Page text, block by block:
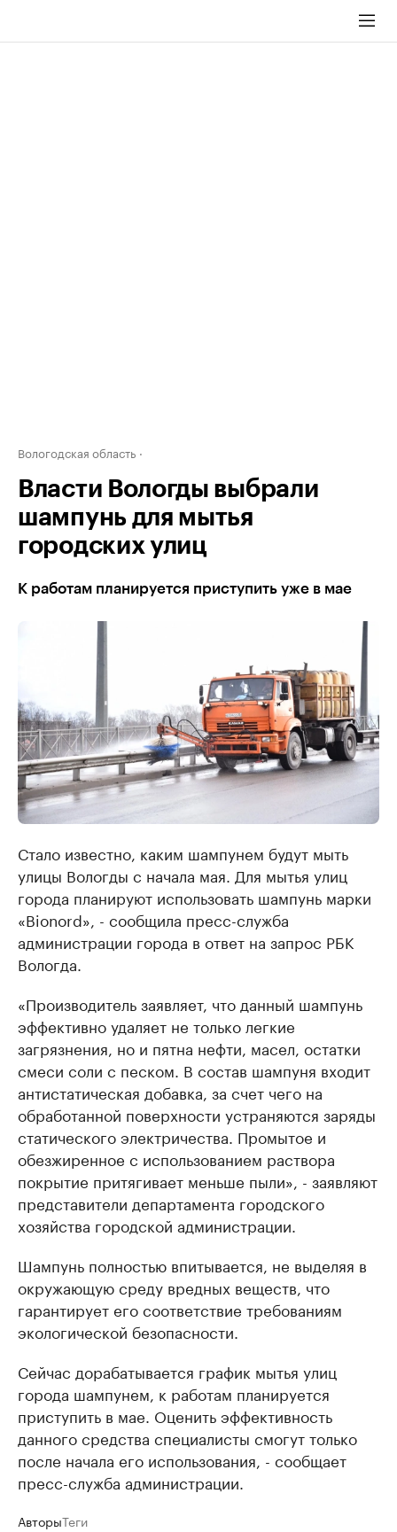
Вологодская область
Власти Вологды выбрали
шампунь для мытья
городских улиц
К работам планируется приступить уже в мае
Стало известно, каким шампунем будут мыть
улицы Вологды с начала мая. Для мытья улиц
города планируют использовать шампунь марки
«Bionоrd», - сообщила пресс-служба
администрации города в ответ на запрос РБК
Вологда.
«Производитель заявляет, что данный шампунь
эффективно удаляет не только легкие
загрязнения, но и пятна нефти, масел, остатки
смеси соли с песком. В состав шампуня входит
антистатическая добавка, за счет чего на
обработанной поверхности устраняются заряды
статического электричества. Промытое и
обезжиренное с использованием раствора
покрытие притягивает меньше пыли», - заявляют
представители департамента городского
хозяйства городской администрации.
Шампунь полностью впитывается, не выделяя в
окружающую среду вредных веществ, что
гарантирует его соответствие требованиям
экологической безопасности.
Сейчас дорабатывается график мытья улиц
города шампунем, к работам планируется
приступить в мае. Оценить эффективность
данного средства специалисты смогут только
после начала его использования, - сообщает
пресс-служба администрации.
АвторыТеги